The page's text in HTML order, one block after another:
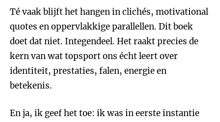
Té vaak blijft het hangen in clichés, motivational
quotes en oppervlakkige parallellen. Dit boek
doet dat niet. Integendeel. Het raakt precies de
kern van wat topsport ons écht leert over
identiteit, prestaties, falen, energie en
betekenis.
En ja, ik geef het toe: ik was in eerste instantie